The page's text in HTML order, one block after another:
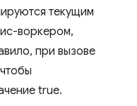
текущим
воркером,
при вызове
true.